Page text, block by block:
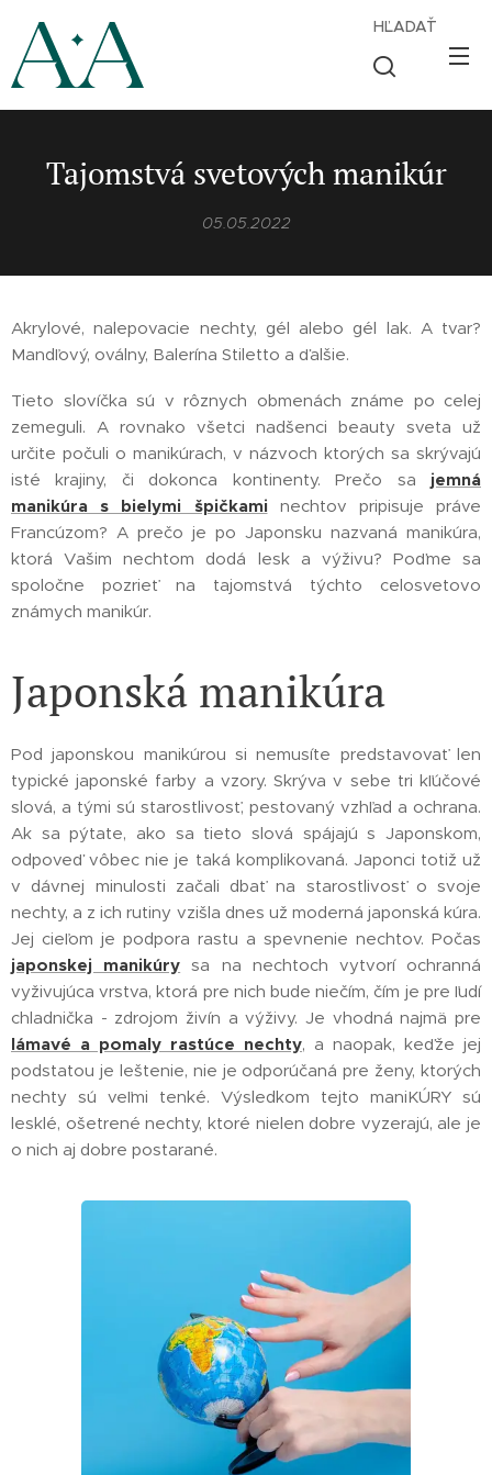
HĽADAŤ
Tajomstvá svetových manikúr
05.05.2022
Akrylové, nalepovacie nechty, gél alebo gél lak. A tvar?
Mandľový, oválny, Balerína Stiletto a ďalšie.
Tieto slovíčka sú v rôznych obmenách známe po celej
zemeguli. A rovnako všetci nadšenci beauty sveta už
určite počuli o manikúrach, v názvoch ktorých sa skrývajú
isté krajiny, či dokonca kontinenty. Prečo sa jemná
manikúra s bielymi špičkami nechtov pripisuje práve
Francúzom? A prečo je po Japonsku nazvaná manikúra,
ktorá Vašim nechtom dodá lesk a výživu? Poďme sa
spoločne pozrieť na tajomstvá týchto celosvetovo
známych manikúr.
Japonská manikúra
Pod japonskou manikúrou si nemusíte predstavovať len
typické japonské farby a vzory. Skrýva v sebe tri kľúčové
slová, a tými sú starostlivosť, pestovaný vzhľad a ochrana.
Ak sa pýtate, ako sa tieto slová spájajú s Japonskom,
odpoveď vôbec nie je taká komplikovaná. Japonci totiž už
v dávnej minulosti začali dbať na starostlivosť o svoje
nechty, a z ich rutiny vzišla dnes už moderná japonská kúra.
Jej cieľom je podpora rastu a spevnenie nechtov. Počas
japonskej manikúry sa na nechtoch vytvorí ochranná
vyživujúca vrstva, ktorá pre nich bude niečím, čím je pre ľudí
chladnička - zdrojom živín a výživy. Je vhodná najmä pre
lámavé a pomaly rastúce nechty, a naopak, keďže jej
podstatou je leštenie, nie je odporúčaná pre ženy, ktorých
nechty sú veľmi tenké. Výsledkom tejto maniKÚRY sú
lesklé, ošetrené nechty, ktoré nielen dobre vyzerajú, ale je
o nich aj dobre postarané.